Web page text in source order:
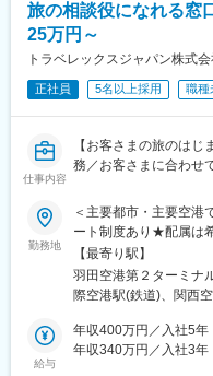
■アクサGについて
アクサは1817年にフラ
ス提供をする保険及び
ニーです。
■1日の流れ
9時：朝礼、チーム内で
10時：販売戦略ミーテ
11時：代理店との商談
12時：ランチ
13時：データ分析、提
15時：代理店との商談
17時：帰社、事務作業
18時：退社
■研修制度
入社後は全体研修の後
のサポートからお任せ
う、1年間「エンゲー
OJT/カルチャーの伝承
■「ブロック転勤コース
〇異動：あり (ブロッ
旅の相談役になれる窓
25万円～
トラベレックスジャパン株式会
正社員 5名以上採用 職種
仕事内容
【お客さまの旅のは
務／お客さまに合わせ
勤務地
＜主要都市・主要空
ート制度あり★配属は
もOK◆市中◆「空港も
にしながらスキルを存
務も可能！◎東京都（
埼玉：大宮◆空港◆◎東
中部国際空港（愛知県
【最寄り駅】
羽田空港第２ターミナ
際空港駅(鉄道)、関西
駅、池袋駅、新宿駅、
(埼玉県)、仙台駅(地下
給与
年収400万円／入社5年
年収340万円／入社3年